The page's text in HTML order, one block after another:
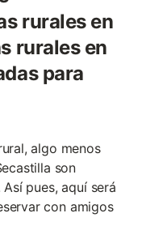
rurales en
rurales en
para
algo menos
son
pues, aquí será
con amigos